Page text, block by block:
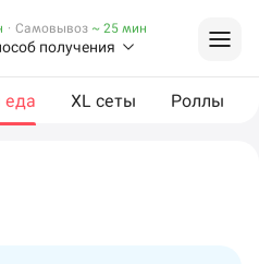
получения
· Самовывоз ~ 25 мин
еда XL сеты Роллы